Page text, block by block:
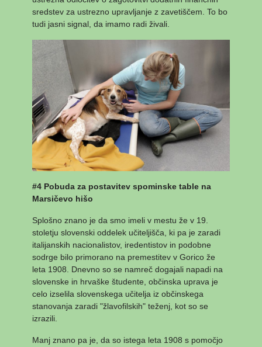
sredstev za ustrezno upravljanje z zavetiščem. To bo
tudi jasni signal, da imamo radi živali.
#4 Pobuda za postavitev spominske table na
Marsičevo hišo
Splošno znano je da smo imeli v mestu že v 19.
stoletju slovenski oddelek učiteljišča, ki pa je zaradi
italijanskih nacionalistov, iredentistov in podobne
sodrge bilo primorano na premestitev v Gorico že
leta 1908. Dnevno so se namreč dogajali napadi na
slovenske in hrvaške študente, občinska uprava je
celo izselila slovenskega učitelja iz občinskega
stanovanja zaradi "žlavofilskih" teženj, kot so se
izrazili.
Manj znano pa je, da so istega leta 1908 s pomočjo